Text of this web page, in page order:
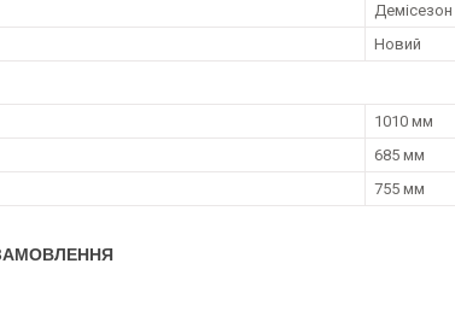
Демісезон
Новий
1010 мм
685 мм
755 мм